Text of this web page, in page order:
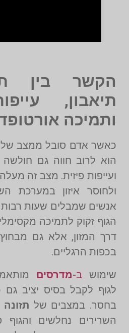
הקשר בין
תיאבון,
ותמיכה
כאשר אדם סובל ממצב של
הוא לרוב חווה גם חולשה
ועייפות פיזית. מצב זה
ולחוסר איזון במערכת
אנשים שמבלים שעות
הגוף זקוק לתמיכה
דרך המזון, אלא גם
בכפות הרגליים.
שימושב-מדרסים
לגוף לקבל בסיס יציב
בחסר. במצבים של
השרירים נחלשים